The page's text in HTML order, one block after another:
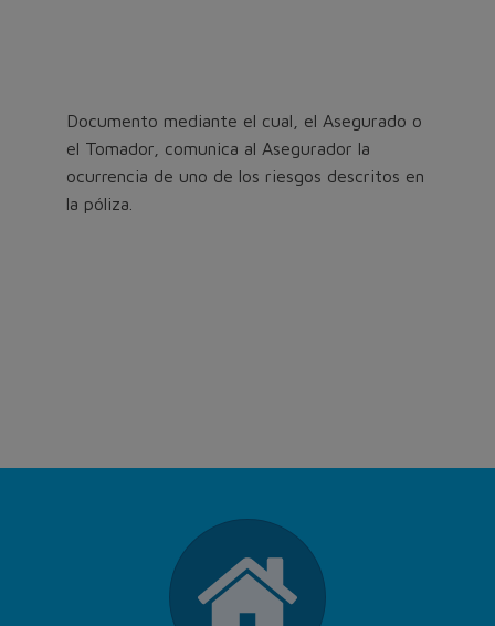
Documento mediante el cual, el Asegurado o
el Tomador, comunica al Asegurador la
ocurrencia de uno de los riesgos descritos en
la póliza.